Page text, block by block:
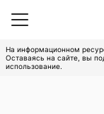
На информационном
Оставаясь на сайте, вы
использование.